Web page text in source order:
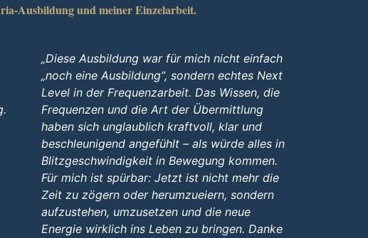
Ausbildung und meiner Einzelarbeit.
„Diese Ausbildung war für mich nicht einfach
„noch eine Ausbildung“, sondern echtes Next
Level in der Frequenzarbeit. Das Wissen, die
Frequenzen und die Art der Übermittlung
haben sich unglaublich kraftvoll, klar und
beschleunigend angefühlt – als würde alles in
Blitzgeschwindigkeit in Bewegung kommen.
Für mich ist spürbar: Jetzt ist nicht mehr die
Zeit zu zögern oder herumzueiern, sondern
aufzustehen, umzusetzen und die neue
Energie wirklich ins Leben zu bringen. Danke